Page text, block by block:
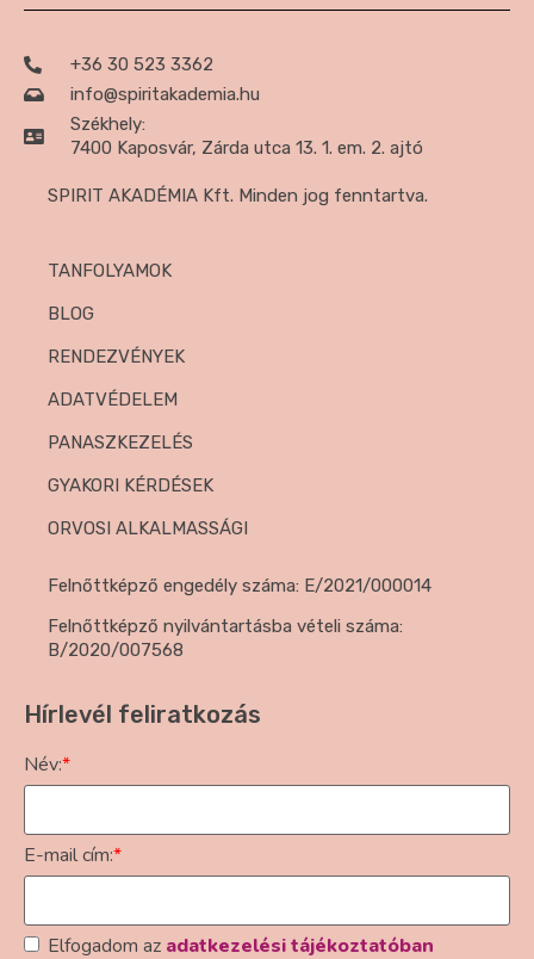
+36 30 523 3362
info@spiritakademia.hu
Székhely:
7400 Kaposvár, Zárda utca 13. 1. em. 2. ajtó
SPIRIT AKADÉMIA Kft. Minden jog fenntartva.
TANFOLYAMOK
BLOG
RENDEZVÉNYEK
ADATVÉDELEM
PANASZKEZELÉS
GYAKORI KÉRDÉSEK
ORVOSI ALKALMASSÁGI
Felnőttképző engedély száma: E/2021/000014
Felnőttképző nyilvántartásba vételi száma:
B/2020/007568
Hírlevél feliratkozás
Név:*
E-mail cím:*
Elfogadom az adatkezelési tájékoztatóban